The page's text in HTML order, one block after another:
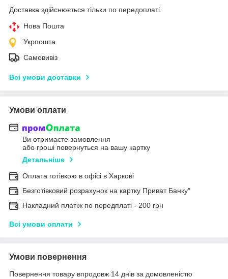
Доставка здійснюється тільки по передоплаті.
Нова Пошта
Укрпошта
Самовивіз
Всі умови доставки
Умови оплати
Ви отримаєте замовлення
або гроші повернуться на вашу картку
Детальніше
Оплата готівкою в офісі в Харкові
Безготівковий розрахунок на картку Приват Банку"
Накладний платіж по передплаті - 200 грн
Всі умови оплати
Умови повернення
Повернення товару впродовж 14 днів за домовленістю